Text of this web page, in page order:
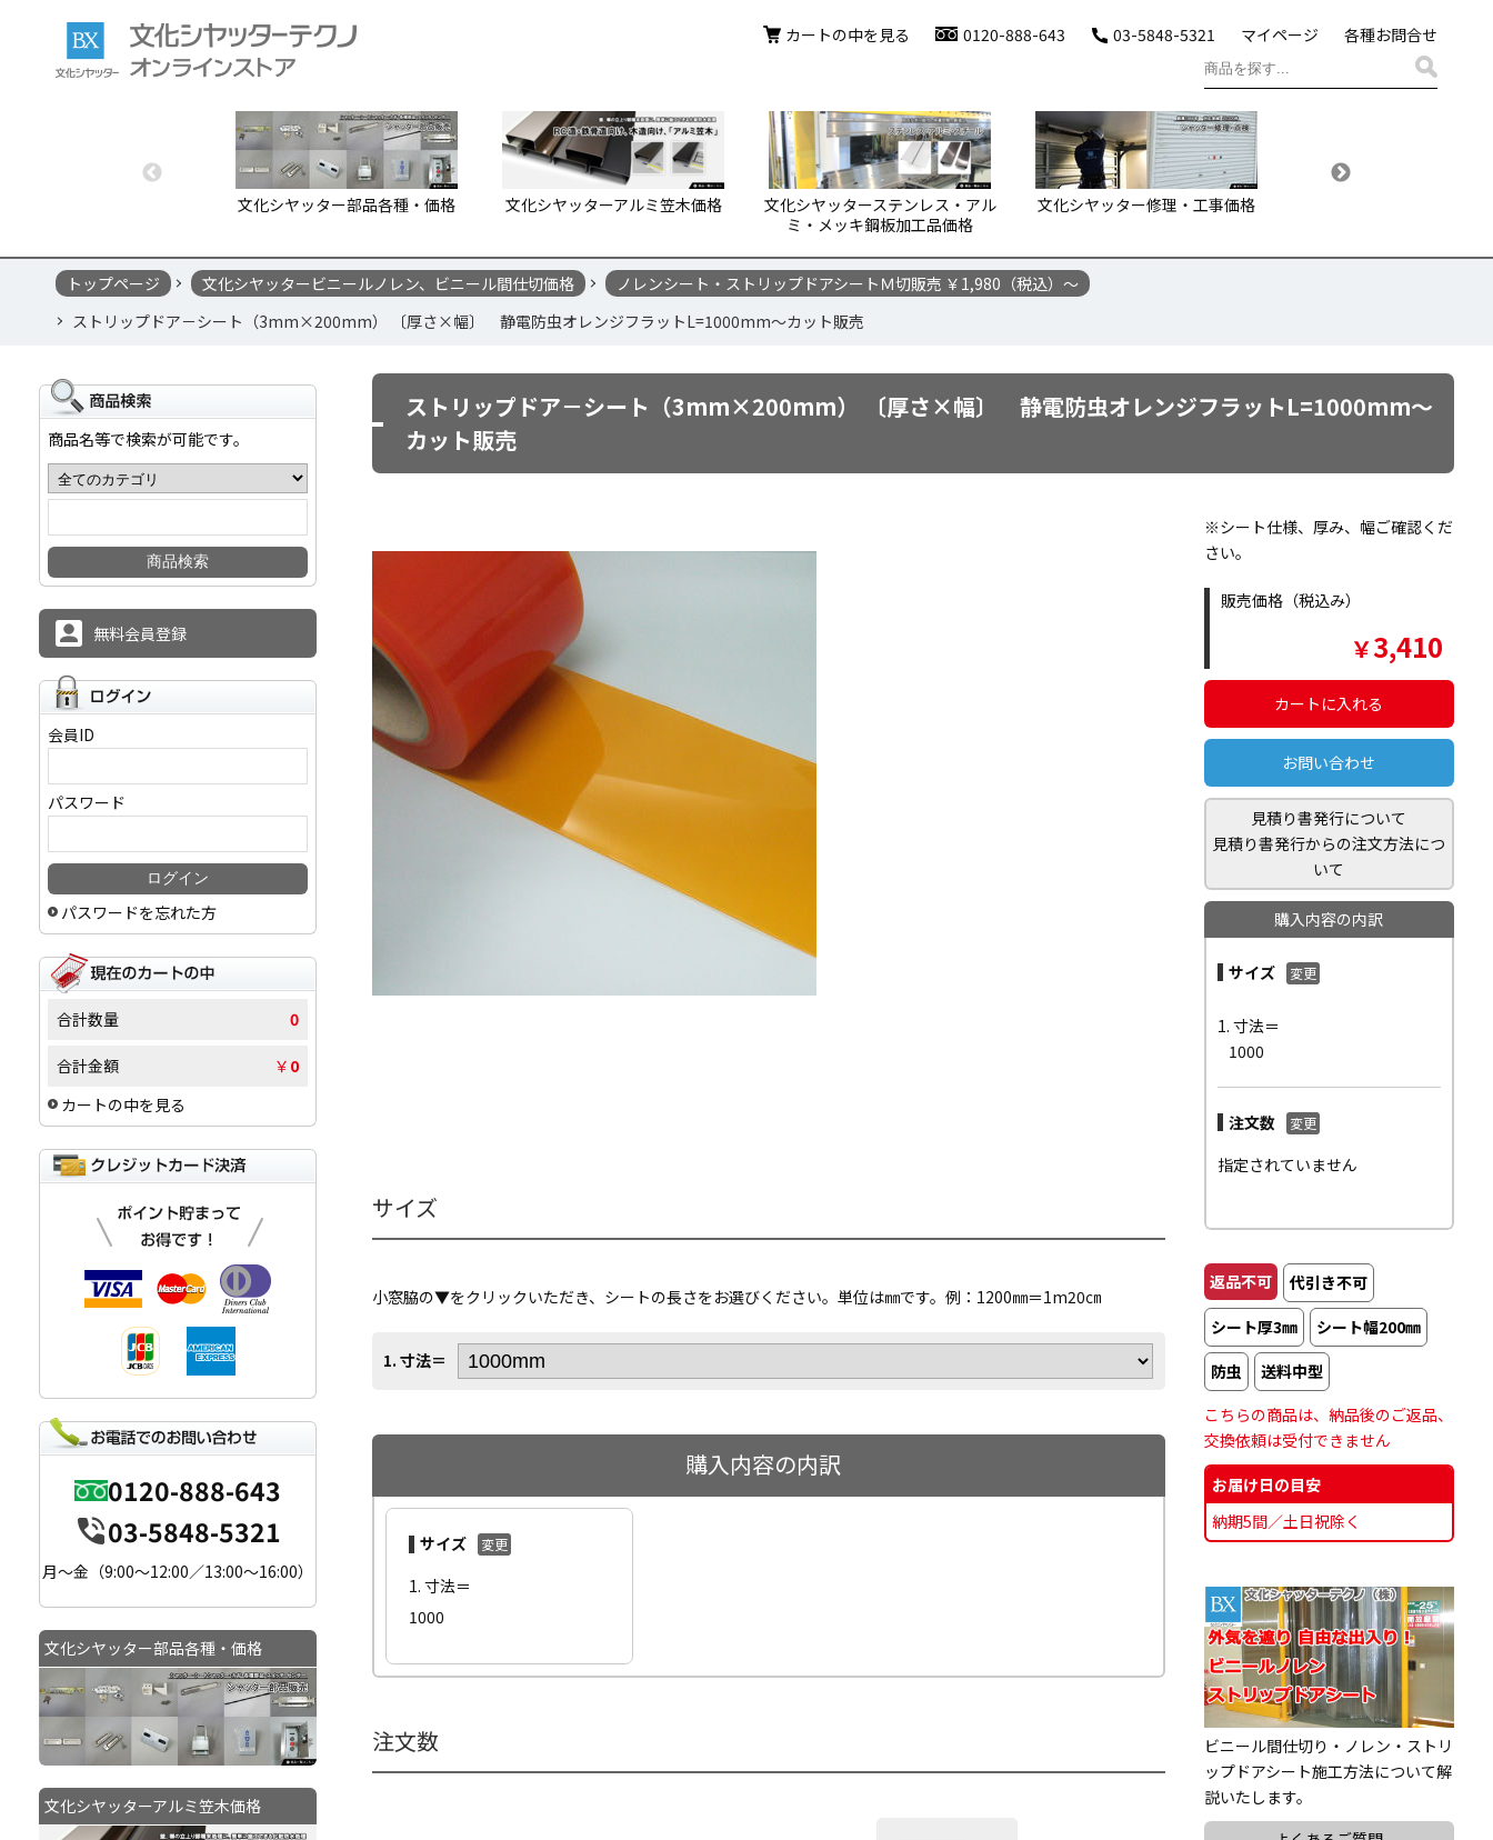
カートの中を見る 0120-888-643 03-5848-5321 マイページ 各種お問合せ
文化シヤッター部品各種・価格 文化シヤッターアルミ笠木価格
文化シヤッターステンレス・アル
ミ・メッキ鋼板加工品価格
文化シヤッター修理・工事価格
トップページ 文化シヤッタービニールノレン、ビニール間仕切価格
ノレンシート・ストリップドアシートＭ切販売 ￥1,980（税込）～
ストリップドア－シート（3mm×200mm） 〔厚さ×幅〕 静電防虫オレンジフラットL=1000mm～カット販売
ストリップドア－シート（3mm×200mm） 〔厚さ×幅〕 静電防虫オレンジフラットL=1000mm～
カット販売
サイズ
小窓脇の▼をクリックいただき、シートの長さをお選びください。単位は㎜です。例：1200㎜＝1m20㎝
1. 寸法＝
購入内容の内訳
サイズ 変更
1. 寸法＝
1000
注文数
※シート仕様、厚み、幅ご確認くだ
さい。
販売価格（税込み）
￥3,410
カートに入れる
お問い合わせ
見積り書発行について
見積り書発行からの注文方法につ
いて
購入内容の内訳
サイズ 変更
1. 寸法＝
1000
注文数 変更
指定されていません
返品不可
代引き不可
シート厚3㎜
シート幅200㎜
防虫
送料中型
こちらの商品は、納品後のご返品、
交換依頼は受付できません
お届け日の目安
納期5間／土日祝除く
ビニール間仕切り・ノレン・ストリ
ップドアシート施工方法について解
説いたします。
商品名等で検索が可能です。
無料会員登録
会員ID
パスワード
パスワードを忘れた方
合計数量 0
合計金額 ￥ 0
カートの中を見る
0120-888-643
03-5848-5321
月〜金（9:00〜12:00／13:00〜16:00）
文化シヤッター部品各種・価格
文化シヤッターアルミ笠木価格